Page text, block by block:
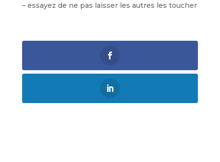
– essayez de ne pas laisser les autres les toucher